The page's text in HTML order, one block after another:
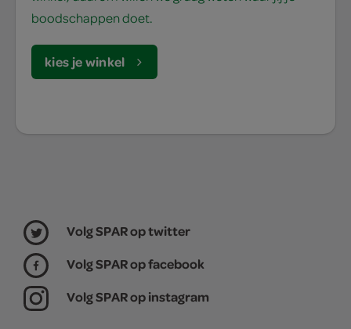
boodschappen doet.
kies je winkel
Volg SPAR op twitter
Volg SPAR op facebook
Volg SPAR op instagram